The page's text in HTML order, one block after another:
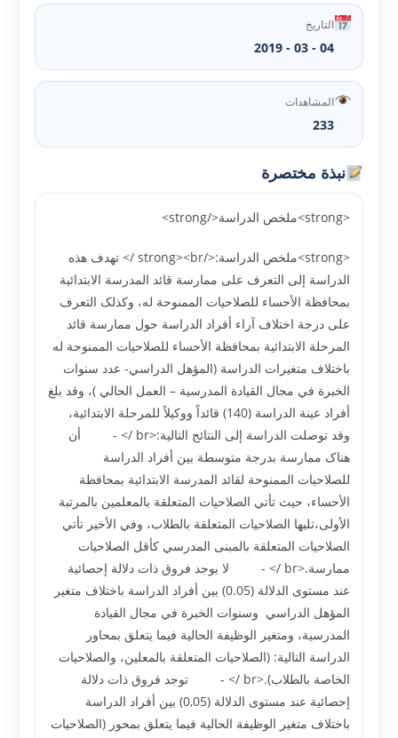
التاريخ
04 - 03 - 2019
المشاهدات
233
نبذة مختصرة
<strong>ملخص الدراسة</strong>
<strong>ملخص الدراسة:</strong><br /> تهدف هذه
الدراسة إلى التعرف على ممارسة قائد المدرسة الابتدائية
بمحافظة الأحساء للصلاحيات الممنوحة له، وکذلک التعرف
على درجة اختلاف آراء أفراد الدراسة حول ممارسة قائد
المرحلة الابتدائية بمحافظة الأحساء للصلاحيات الممنوحة له
باختلاف متغيرات الدراسة (المؤهل الدراسي- عدد سنوات
الخبرة في مجال القيادة المدرسية – العمل الحالي )، وقد بلغ
أفراد عينة الدراسة (140) قائداً ووکيلاً للمرحلة الابتدائية،
وقد توصلت الدراسة إلى النتائج التالية:<br /> - أن
هناک ممارسة بدرجة متوسطة بين أفراد الدراسة
للصلاحيات الممنوحة لقائد المدرسة الابتدائية بمحافظة
الأحساء، حيث تأتي الصلاحيات المتعلقة بالمعلمين بالمرتبة
الأولى،تليها الصلاحيات المتعلقة بالطلاب، وفي الأخير تأتي
الصلاحيات المتعلقة بالمبنى المدرسي کأقل الصلاحيات
ممارسة.<br /> - لا يوجد فروق ذات دلالة إحصائية
عند مستوى الدلالة (0.05) بين أفراد الدراسة باختلاف متغير
المؤهل الدراسي وسنوات الخبرة في مجال القيادة
المدرسية، ومتغير الوظيفة الحالية فيما يتعلق بمحاور
الدراسة التالية: (الصلاحيات المتعلقة بالمعلين، والصلاحيات
الخاصة بالطلاب).<br /> - توجد فروق ذات دلالة
إحصائية عند مستوى الدلالة (0,05) بين أفراد الدراسة
باختلاف متغير الوظيفة الحالية فيما يتعلق بمحور (الصلاحيات